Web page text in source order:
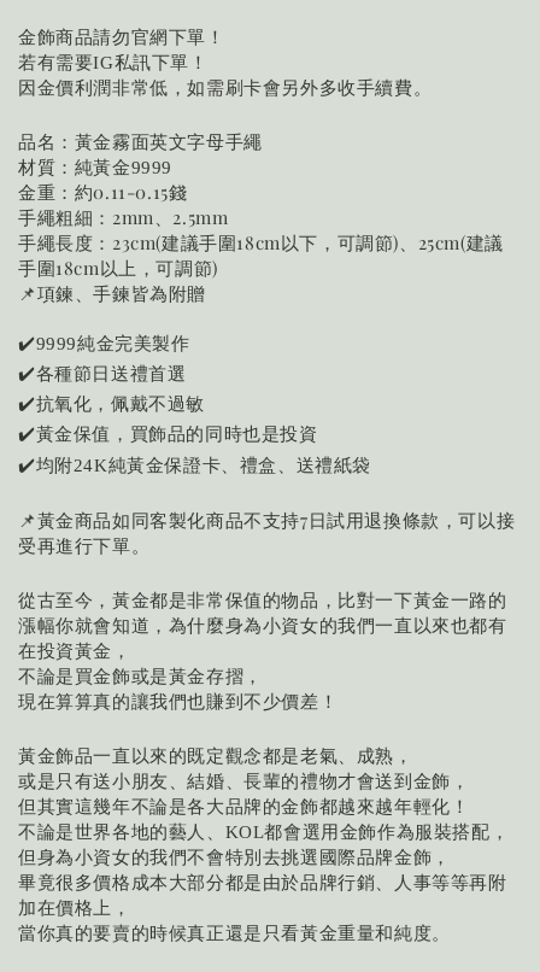
金飾商品請勿官網下單！
若有需要IG私訊下單！
因金價利潤非常低，如需刷卡會另外多收手續費。
品名：黃金霧面英文字母手繩
材質：純黃金9999
金重：約0.11-0.15錢
手繩粗細：2mm、2.5mm
手繩長度：23cm(建議手圍18cm以下，可調節)、25cm(建議
手圍18cm以上，可調節)
📌項鍊、手鍊皆為附贈
✔️9999純金完美製作
✔️各種節日送禮首選
✔️抗氧化，佩戴不過敏
✔️黃金保值，買飾品的同時也是投資
✔️均附24K純黃金保證卡、禮盒、送禮紙袋
📌黃金商品如同客製化商品不支持7日試用退換條款，可以接
受再進行下單。
從古至今，黃金都是非常保值的物品，比對一下黃金一路的
漲幅你就會知道，為什麼身為小資女的我們一直以來也都有
在投資黃金，
不論是買金飾或是黃金存摺，
現在算算真的讓我們也賺到不少價差！
黃金飾品一直以來的既定觀念都是老氣、成熟，
或是只有送小朋友、結婚、長輩的禮物才會送到金飾，
但其實這幾年不論是各大品牌的金飾都越來越年輕化！
不論是世界各地的藝人、
KOL都會選用金飾作為服裝搭配，
但身為小資女的我們不會特別去挑選國際品牌金飾，
畢竟很多價格成本大部分都是由於品牌行銷、人事等等再附
加在價格上，
當你真的要賣的時候真正還是只看黃金重量和純度。